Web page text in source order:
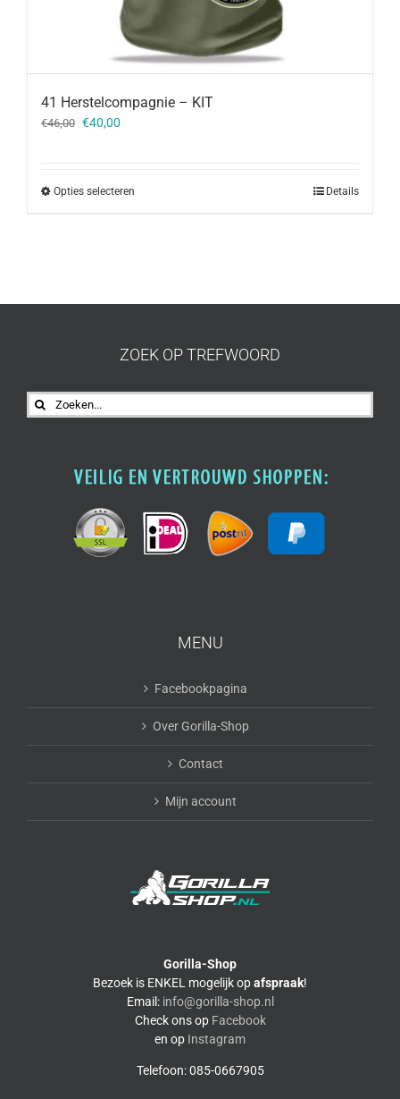
41 Herstelcompagnie – KIT
€46,00 Oorspronkelijke
€40,00
Opties selecteren Details
ZOEK OP TREFWOORD
Zoeken
naar:
MENU
Facebookpagina
Over Gorilla-Shop
Contact
Mijn account
Gorilla-Shop
Bezoek is ENKEL mogelijk opafspraak!
Email: info@gorilla-shop.nl
Check ons op Facebook
en op Instagram
Telefoon: 085-0667905